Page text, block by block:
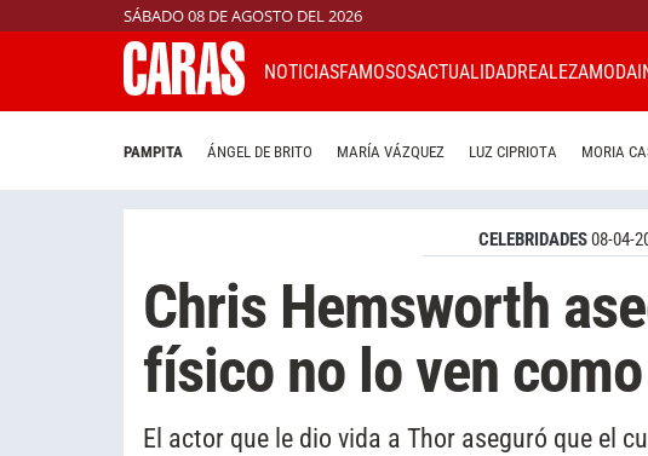
SÁBADO 08 DE AGOSTO DEL 2026
NOTICIASFAMOSOSACTUALIDADREALEZAMODA
PAMPITA ÁNGEL DE BRITO MARÍA VÁZQUEZ LUZ CIPRIOTA MORIA
CELEBRIDADES08-04-
Chris Hemsworth
físico no lo ven
El actor que le dio vida a Thor aseguró que el